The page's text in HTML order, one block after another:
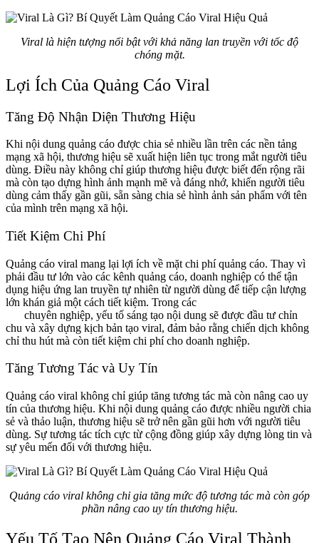
Viral là hiện tượng nổi bật với khả năng lan truyền với tốc độ
chóng mặt.
Lợi Ích Của Quảng Cáo Viral
Tăng Độ Nhận Diện Thương Hiệu
Khi nội dung quảng cáo được chia sẻ nhiều lần trên các nền tảng
mạng xã hội, thương hiệu sẽ xuất hiện liên tục trong mắt người tiêu
dùng. Điều này không chỉ giúp thương hiệu được biết đến rộng rãi
mà còn tạo dựng hình ảnh mạnh mẽ và đáng nhớ, khiến người tiêu
dùng cảm thấy gần gũi, sẵn sàng chia sẻ hình ảnh sản phẩm với tên
của mình trên mạng xã hội.
Tiết Kiệm Chi Phí
Quảng cáo viral mang lại lợi ích về mặt chi phí quảng cáo. Thay vì
phải đầu tư lớn vào các kênh quảng cáo, doanh nghiệp có thể tận
dụng hiệu ứng lan truyền tự nhiên từ người dùng để tiếp cận lượng
lớn khán giả một cách tiết kiệm. Trong các
chuyên nghiệp, yếu tố sáng tạo nội dung sẽ được đầu tư chỉn
chu và xây dựng kịch bản tạo viral, đảm bảo rằng chiến dịch không
chỉ thu hút mà còn tiết kiệm chi phí cho doanh nghiệp.
Tăng Tương Tác và Uy Tín
Quảng cáo viral không chỉ giúp tăng tương tác mà còn nâng cao uy
tín của thương hiệu. Khi nội dung quảng cáo được nhiều người chia
sẻ và thảo luận, thương hiệu sẽ trở nên gần gũi hơn với người tiêu
dùng. Sự tương tác tích cực từ cộng đồng giúp xây dựng lòng tin và
sự yêu mến đối với thương hiệu.
Quảng cáo viral không chỉ gia tăng mức độ tương tác mà còn góp
phần nâng cao uy tín thương hiệu.
Yếu Tố Tạo Nên Quảng Cáo Viral Thành